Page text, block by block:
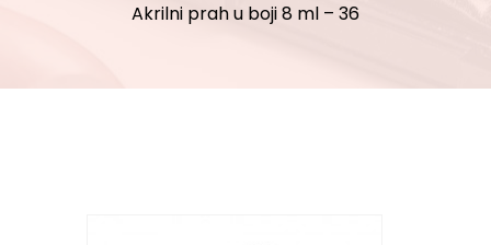
Akrilni prah u boji 8 ml – 36